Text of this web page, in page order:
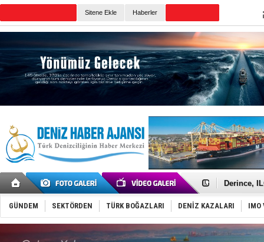
Sitene Ekle Haberler
Yüzyıl
Derince,
Tüpraş,
İTU AUV,
LNG
PROYAD,
Türkiye-
GÜNDEM SEKTÖRDEN TÜRK BOĞAZLARI DENİZ KAZALARI IMO